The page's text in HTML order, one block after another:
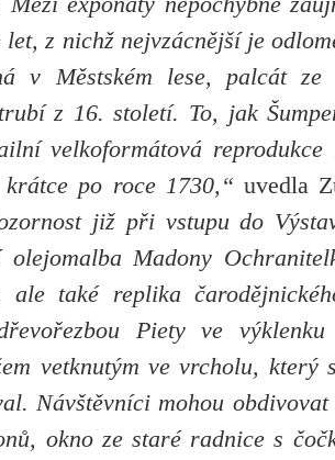
z nichž nejvzácnější je
v Městském lese, palcát
z 16. století. To, jak
velkoformátová reprodukce
po roce 1730,“ uvedla
již při vstupu do
olejomalba Madony
ale také replika
Piety ve
vetknutým ve vrcholu, který
Návštěvníci mohou
okno ze staré radnice s